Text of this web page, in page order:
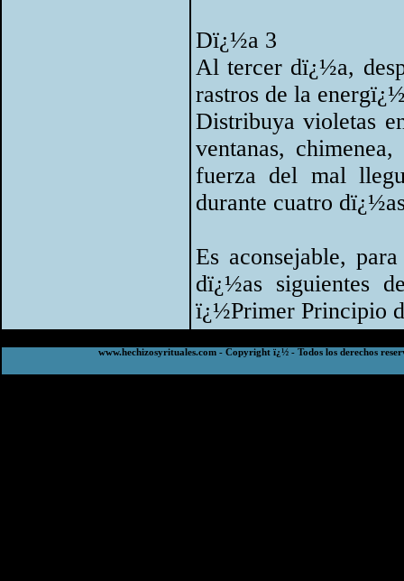
Dï¿½a 3
Al tercer dï¿½a,
rastros de la
Distribuya violetas
ventanas,
fuerza del mal
durante cuatro
Es aconsejable,
dï¿½as siguientes
ï¿½Primer Principio
www.hechizosyrituales.com - Copyright ï¿½ - Todos los derechos